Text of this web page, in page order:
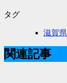
タグ
滋賀県
関連記事